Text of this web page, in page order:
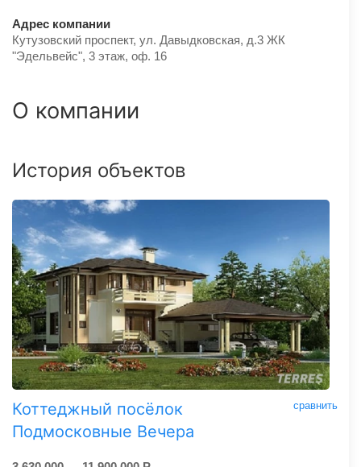
Адрес компании
Кутузовский проспект, ул. Давыдковская, д.3 ЖК
"Эдельвейс", 3 этаж, оф. 16
О компании
История объектов
сравнить
Коттеджный посёлок
Подмосковные Вечера